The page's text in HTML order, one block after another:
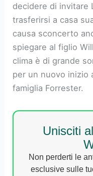
decidere di invitare
trasferirsi a casa
causa sconcerto
spiegare al figlio
clima è di grande
per un nuovo inizio
famiglia Forrester.
Unisciti
Non perderti le
esclusive sulle